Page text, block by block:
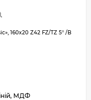
160x20 Z42 FZ/TZ 5° /B
МДФ